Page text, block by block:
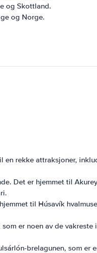
og Skottland.
og Norge.
rekke attraksjoner,
Det er hjemmet til
til Húsavík
er noen av de
brelagunen, som